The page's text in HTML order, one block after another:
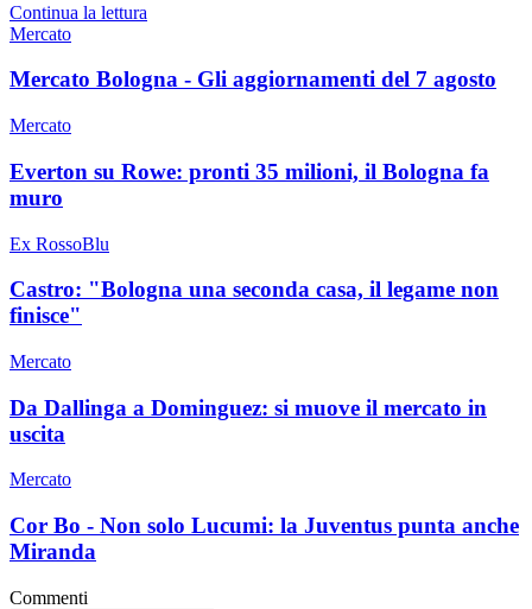
Continua la lettura
Mercato
Mercato Bologna - Gli aggiornamenti del 7 agosto
Mercato
Everton su Rowe: pronti 35 milioni, il Bologna fa
muro
Ex RossoBlu
Castro: "Bologna una seconda casa, il legame non
finisce"
Mercato
Da Dallinga a Dominguez: si muove il mercato in
uscita
Mercato
Cor Bo - Non solo Lucumi: la Juventus punta anche
Miranda
Commenti